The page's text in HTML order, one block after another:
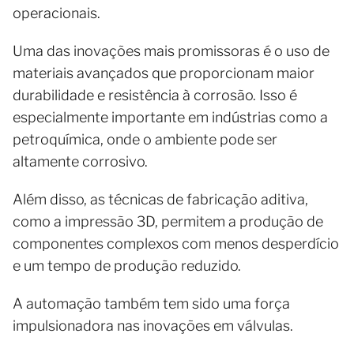
operacionais.
Uma das inovações mais promissoras é o uso de
materiais avançados que proporcionam maior
durabilidade e resistência à corrosão. Isso é
especialmente importante em indústrias como a
petroquímica, onde o ambiente pode ser
altamente corrosivo.
Além disso, as técnicas de fabricação aditiva,
como a impressão 3D, permitem a produção de
componentes complexos com menos desperdício
e um tempo de produção reduzido.
A automação também tem sido uma força
impulsionadora nas inovações em válvulas.